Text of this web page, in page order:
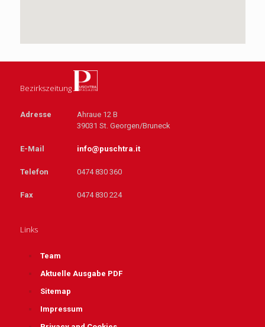
Bezirkszeitung
Adresse
Ahraue 12 B
39031 St. Georgen/Bruneck
E-Mail info@puschtra.it
Telefon 0474 830 360
Fax 0474 830 224
Links
Team
Aktuelle Ausgabe PDF
Sitemap
Impressum